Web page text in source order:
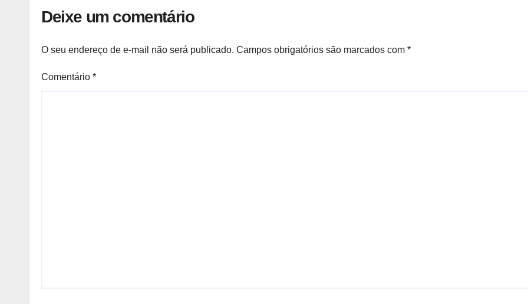
Deixe um comentário
O seu endereço de e-mail não será publicado. Campos obrigatórios são marcados com *
Comentário *